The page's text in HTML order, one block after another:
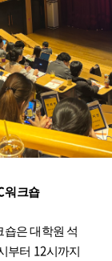
워크숍
숍은 대학원 석
부터 12시까지